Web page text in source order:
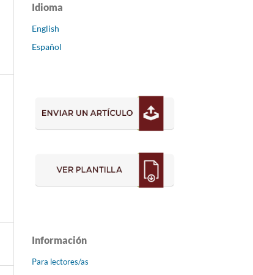
Idioma
English
Español
Información
Para lectores/as